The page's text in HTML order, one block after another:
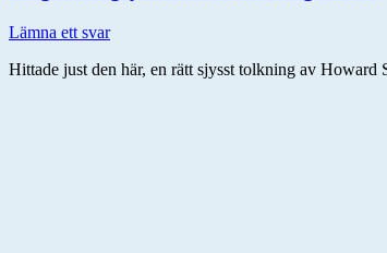
Lämna ett svar
Hittade just den här, en rätt sjysst tolkning av